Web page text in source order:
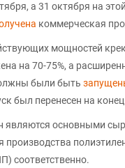
а 31 октября на
коммерческая
мощностей
на 70-75%, а
были быть
был перенесен на
являются основными
производства
соответственно.